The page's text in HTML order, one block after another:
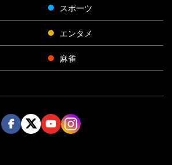
スポーツ
エンタメ
麻雀